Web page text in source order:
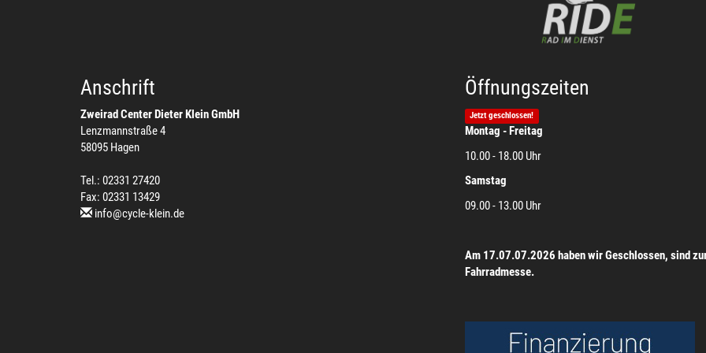
Anschrift
Zweirad Center Dieter Klein GmbH
Lenzmannstraße 4
58095 Hagen
Tel.: 02331 27420
Fax: 02331 13429
info@cycle-klein.de
Öffnungszeiten
Jetzt geschlossen!
Montag - Freitag
10.00 - 18.00 Uhr
Samstag
09.00 - 13.00 Uhr
Am 17.07.07.2026 haben wir Geschlossen, sind
Fahrradmesse.